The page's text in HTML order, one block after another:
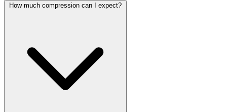
How much compression can I expect?